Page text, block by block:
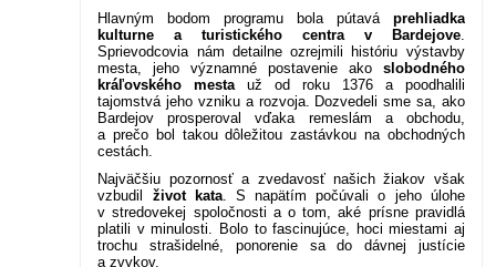
Hlavným bodom programu bola pútavá prehliadka
kulturne a turistického centra v Bardejove.
Sprievodcovia nám detailne ozrejmili históriu výstavby
mesta, jeho významné postavenie ako slobodného
kráľovského mesta už od roku 1376 a poodhalili
tajomstvá jeho vzniku a rozvoja. Dozvedeli sme sa, ako
Bardejov prosperoval vďaka remeslám a obchodu,
a prečo bol takou dôležitou zastávkou na obchodných
cestách.
Najväčšiu pozornosť a zvedavosť našich žiakov však
vzbudil život kata. S napätím počúvali o jeho úlohe
v stredovekej spoločnosti a o tom, aké prísne pravidlá
platili v minulosti. Bolo to fascinujúce, hoci miestami aj
trochu strašidelné, ponorenie sa do dávnej justície
a zvykov.